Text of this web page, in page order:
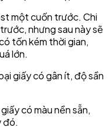
một cuốn trước. Chi
nhưng sau này sẽ
tốn kém thời gian,
lớn.
giấy có gân ít, độ sần
có màu nền sẵn,
đó.